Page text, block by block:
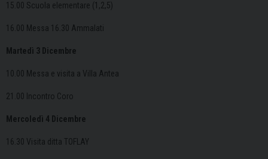
15.00 Scuola elementare (1,2,5)
16.00 Messa 16.30 Ammalati
Martedì 3 Dicembre
10.00 Messa e visita a Villa Antea
21.00 Incontro Coro
Mercoledì 4 Dicembre
16.30 Visita ditta TOFLAY